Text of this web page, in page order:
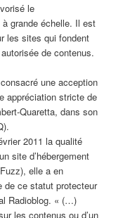
le
grande échelle. Il est
les sites qui fondent
de contenus.
une acception
appréciation stricte de
Quaretta, dans son
2011 la qualité
site d’hébergement
elle a en
de ce statut protecteur
Radioblog. « (…)
les contenus ou d’un